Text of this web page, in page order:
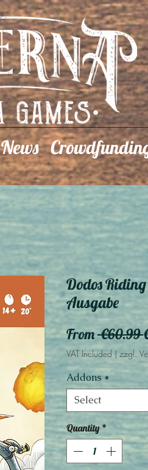
News
Dodos
Ausgabe
From €60.99
VAT Included|zzgl.
Addons*
Select
Quantity *